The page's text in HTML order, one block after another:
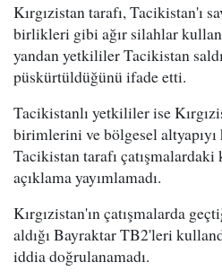
Kırgızistan tarafı, Tacikistan'ı
birlikleri gibi ağır silahlar
yandan yetkililer Tacikistan
püskürtüldüğünü ifade etti.
Tacikistanlı yetkililer ise
birimlerini ve bölgesel altyapıyı
Tacikistan tarafı
açıklama yayımlamadı.
Kırgızistan'ın çatışmalarda
aldığı Bayraktar TB2'leri
iddia doğrulanamadı.